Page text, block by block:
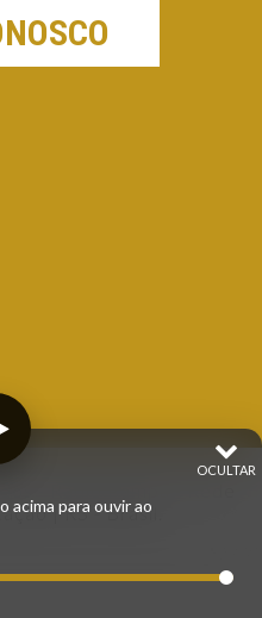
- Rádio Pampa - Rede
| RS - Brasil.
OCULTAR
acima para ouvir ao